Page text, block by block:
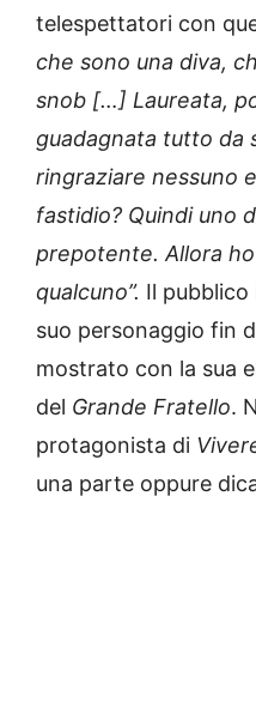
telespettatori con
che sono una diva,
snob […] Laureata,
guadagnata tutto da
ringraziare nessuno
fastidio? Quindi uno
prepotente. Allora
qualcuno”. Il
suo personaggio fin
mostrato con la sua
del Grande Fratello.
protagonista di
una parte oppure